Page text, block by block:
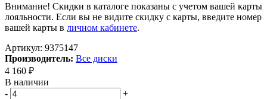
Внимание! Скидки в каталоге показаны с учетом вашей карты
лояльности. Если вы не видите скидку с карты, введите номер
вашей карты в личном кабинете.
Артикул: 9375147
Производитель: Все диски
4 160 ₽
В наличии
-
+